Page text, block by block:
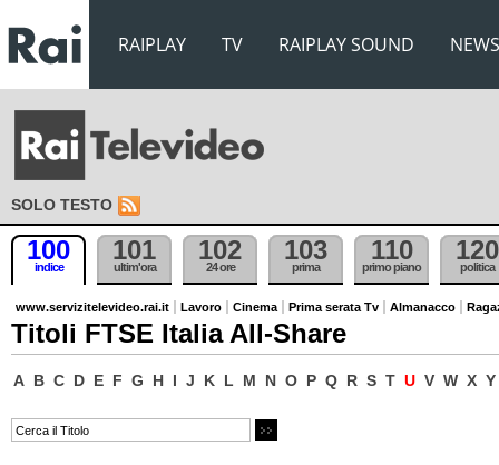
RAIPLAY TV RAIPLAY SOUND NEWS
SOLO TESTO
100
indice
101
ultim'ora
102
24 ore
103
prima
110
primo piano
120
politica
www.servizitelevideo.rai.it Lavoro Cinema Prima serata Tv Almanacco
Titoli FTSE Italia All-Share
A B C D E F G H I J K L M N O P Q R S T U V W X Y